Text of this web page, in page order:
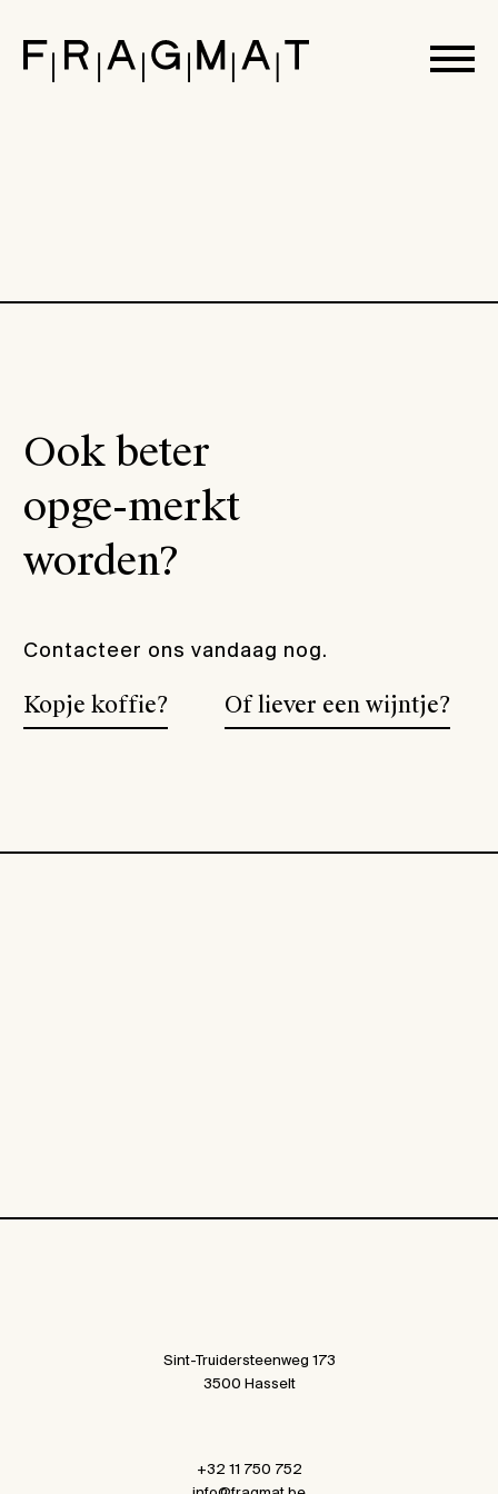
Ook beter
opge-merkt
worden?
Contacteer ons vandaag nog.
Kopje koffie? Of liever een wijntje?
Sint-Truidersteenweg 173
3500 Hasselt
+32 11 750 752